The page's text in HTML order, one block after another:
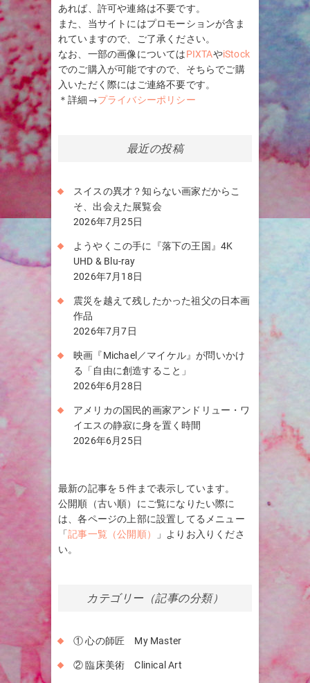
あれば、許可や連絡は不要です。
また、当サイトにはプロモーションが含ま
れていますので、ご了承ください。
なお、一部の画像についてはPIXTAやiStock
でのご購入が可能ですので、そちらでご購
入いただく際にはご連絡不要です。
＊詳細→プライバシーポリシー
最近の投稿
スイスの異才？知らない画家だからこ
そ、出会えた展覧会
2026年7月25日
ようやくこの手に『落下の王国』4K
UHD & Blu-ray
2026年7月18日
震災を越えて残したかった祖父の日本画
作品
2026年7月7日
映画『Michael／マイケル』が問いかけ
る「自由に創造すること」
2026年6月28日
アメリカの国民的画家アンドリュー・ワ
イエスの静寂に身を置く時間
2026年6月25日
最新の記事を５件まで表示しています。
公開順（古い順）にご覧になりたい際に
は、各ページの上部に設置してるメニュー
「記事一覧（公開順）
」よりお入りくださ
い。
カテゴリー（記事の分類）
① 心の師匠 My Master
② 臨床美術 Clinical Art